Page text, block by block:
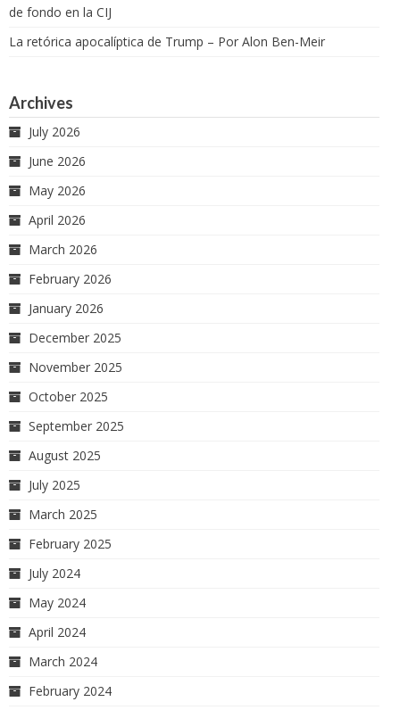
de fondo en la CIJ
La retórica apocalíptica de Trump – Por Alon Ben-Meir
Archives
July 2026
June 2026
May 2026
April 2026
March 2026
February 2026
January 2026
December 2025
November 2025
October 2025
September 2025
August 2025
July 2025
March 2025
February 2025
July 2024
May 2024
April 2024
March 2024
February 2024